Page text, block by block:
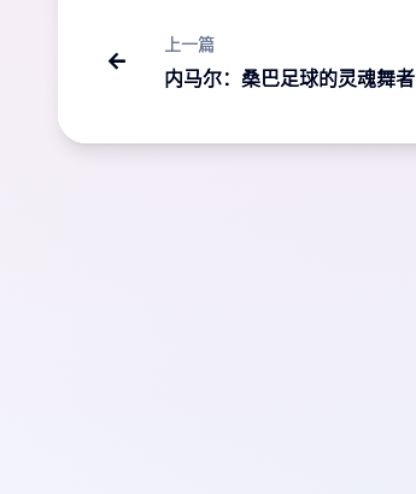
上一篇
内马尔：桑巴足球的灵魂舞者